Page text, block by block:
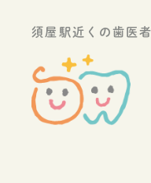
須屋駅近くの歯医